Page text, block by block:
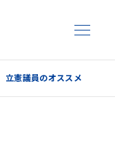
立憲議員のオススメ